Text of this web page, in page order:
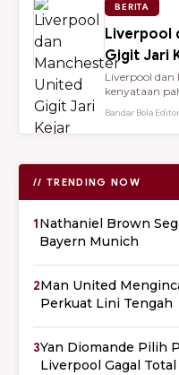
BERITA
Liverpool
Gigit Jari
Liverpool dan
kenyataan
Bandar Bola
// TRENDING NOW
1Nathaniel Brown
Bayern Munich
2Man United
Perkuat Lini Tengah
3Yan Diomande Pilih
Liverpool Gagal Total